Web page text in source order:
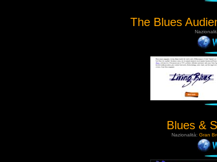
The Blues
Blues &
Nazionalità: Gran